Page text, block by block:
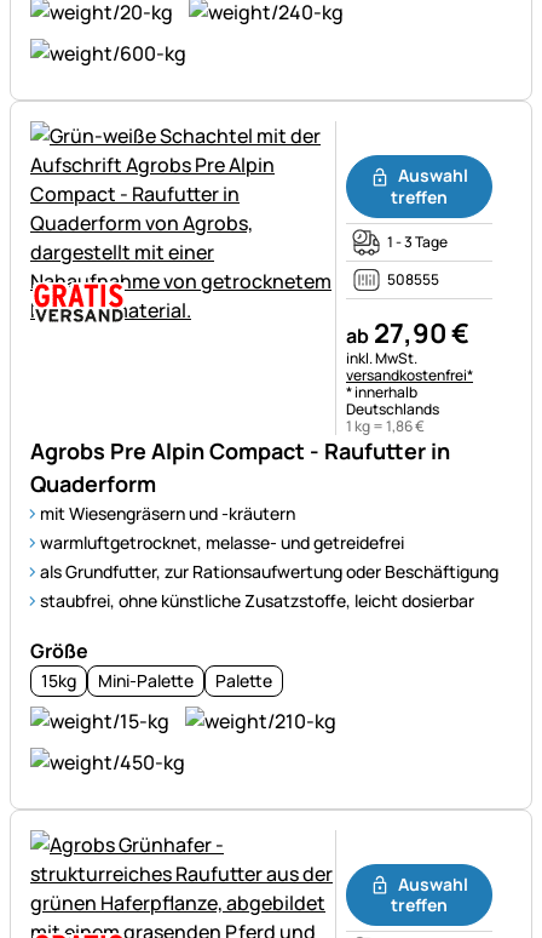
Agrobs Pre Alpin Compact - Raufutter in
Quaderform
mit Wiesengräsern und -kräutern
warmluftgetrocknet, melasse- und getreidefrei
als Grundfutter, zur Rationsaufwertung oder Beschäftigung
staubfrei, ohne künstliche Zusatzstoffe, leicht dosierbar
Größe
15kg Mini-Palette Palette
Auswahl
treffen
1 - 3 Tage
508555
ab 27,90€
Steuerhinweis:
inkl. MwSt.
versandkostenfrei*
* innerhalb
Deutschlands
1 kg =1,86€
Auswahl
treffen